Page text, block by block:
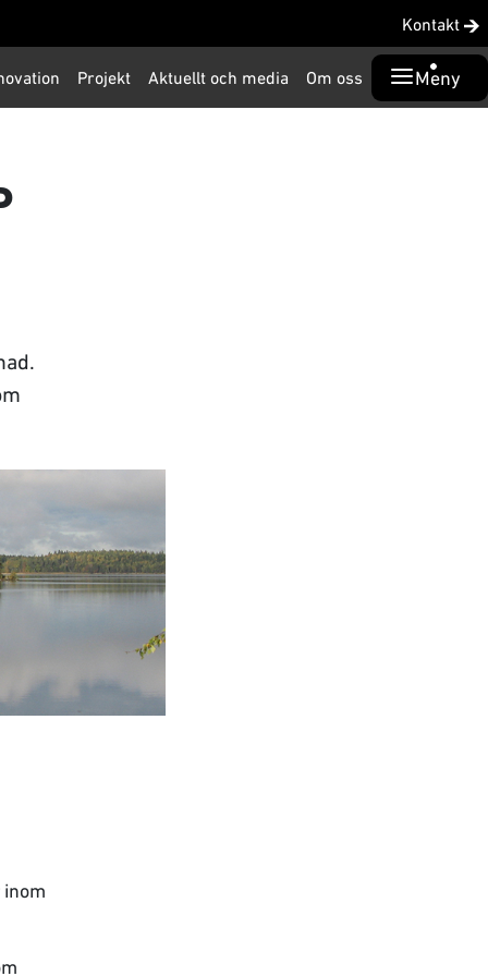
Kontakt
Projekt Aktuellt och media Om oss Meny